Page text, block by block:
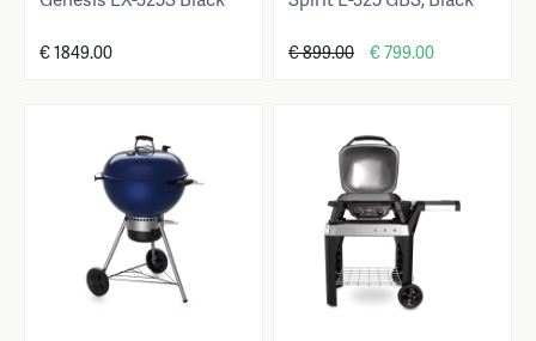
€ 1849.00 € 899.00 € 799.00